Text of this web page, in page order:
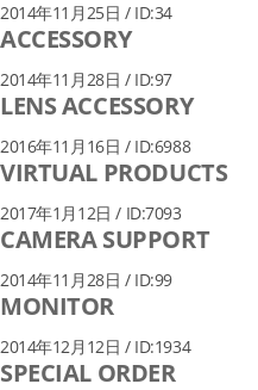
2014年11月25日 / ID:34
ACCESSORY
2014年11月28日 / ID:97
LENS ACCESSORY
2016年11月16日 / ID:6988
VIRTUAL PRODUCTS
2017年1月12日 / ID:7093
CAMERA SUPPORT
2014年11月28日 / ID:99
MONITOR
2014年12月12日 / ID:1934
SPECIAL ORDER